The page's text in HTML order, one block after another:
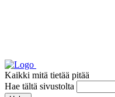
Kaikki mitä tietää pitää
Hae tältä sivustolta